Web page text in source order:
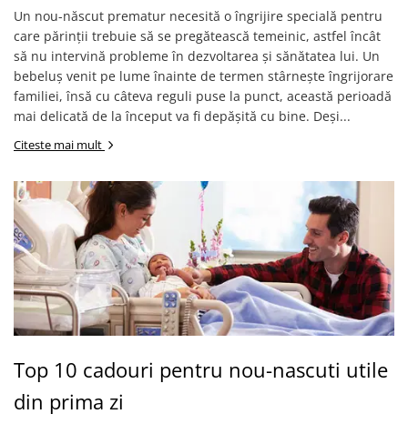
Un nou-născut prematur necesită o îngrijire specială pentru
care părinții trebuie să se pregătească temeinic, astfel încât
să nu intervină probleme în dezvoltarea și sănătatea lui. Un
bebeluș venit pe lume înainte de termen stârnește îngrijorare
familiei, însă cu câteva reguli puse la punct, această perioadă
mai delicată de la început va fi depășită cu bine. Deși...
Citeste mai mult
Top 10 cadouri pentru nou-nascuti utile
din prima zi